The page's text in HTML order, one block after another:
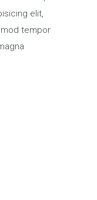
elit,
tempor